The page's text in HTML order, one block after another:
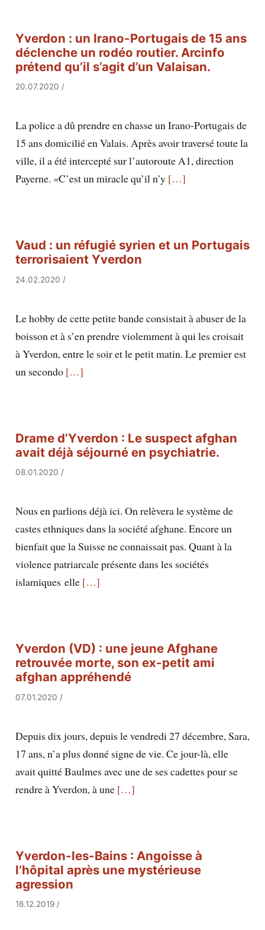
Yverdon : un Irano-Portugais de 15 ans
déclenche un rodéo routier. Arcinfo
prétend qu’il s’agit d’un Valaisan.
20.07.2020 /
La police a dû prendre en chasse un Irano-Portugais de
15 ans domicilié en Valais. Après avoir traversé toute la
ville, il a été intercepté sur l’autoroute A1, direction
Payerne. «C’est un miracle qu’il n’y […]
Vaud : un réfugié syrien et un Portugais
terrorisaient Yverdon
24.02.2020 /
Le hobby de cette petite bande consistait à abuser de la
boisson et à s’en prendre violemment à qui les croisait
à Yverdon, entre le soir et le petit matin. Le premier est
un secondo […]
Drame d’Yverdon : Le suspect afghan
avait déjà séjourné en psychiatrie.
08.01.2020 /
Nous en parlions déjà ici. On relèvera le système de
castes ethniques dans la société afghane. Encore un
bienfait que la Suisse ne connaissait pas. Quant à la
violence patriarcale présente dans les sociétés
islamiques elle […]
Yverdon (VD) : une jeune Afghane
retrouvée morte, son ex-petit ami
afghan appréhendé
07.01.2020 /
Depuis dix jours, depuis le vendredi 27 décembre, Sara,
17 ans, n’a plus donné signe de vie. Ce jour-là, elle
avait quitté Baulmes avec une de ses cadettes pour se
rendre à Yverdon, à une […]
Yverdon-les-Bains : Angoisse à
l’hôpital après une mystérieuse
agression
18.12.2019/